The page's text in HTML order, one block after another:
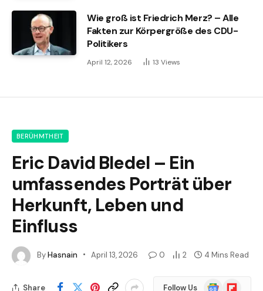
Wie groß ist Friedrich Merz? – Alle
Fakten zur Körpergröße des CDU-
Politikers
April 12, 2026 13 Views
BERÜHMTHEIT
Eric David Bledel – Ein
umfassendes Porträt über
Herkunft, Leben und
Einfluss
ByHasnain April 13, 2026 0 2 4 Mins Read
Share Follow Us
GoogleFlipboard